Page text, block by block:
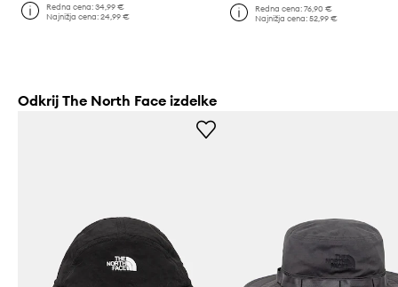
Redna cena:34,99 €
Najnižja cena:24,99 €
Redna cena: 76,90 €
Najnižja cena: 52,99 €
Odkrij The North Face izdelke